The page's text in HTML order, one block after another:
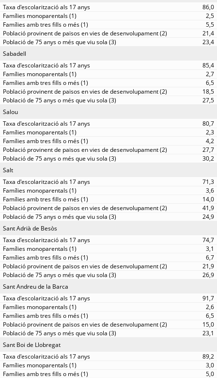
86,0
2,5
5,5
21,4
23,4
Sabadell
85,4
2,7
6,5
18,5
27,5
Salou
80,7
2,3
4,2
27,7
30,2
Salt
71,3
3,6
14,0
41,9
24,9
Sant Adrià de Besòs
74,7
3,1
6,7
21,9
26,9
Sant Andreu de la Barca
91,7
2,6
6,5
15,0
23,1
Sant Boi de Llobregat
89,2
3,0
5,0